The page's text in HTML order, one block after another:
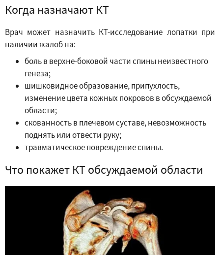
Когда назначают КТ
Врач может назначить КТ-исследование лопатки при
наличии жалоб на:
боль в верхне-боковой части спины неизвестного
генеза;
шишковидное образование, припухлость,
изменение цвета кожных покровов в обсуждаемой
области;
скованность в плечевом суставе, невозможность
поднять или отвести руку;
травматическое повреждение спины.
Что покажет КТ обсуждаемой области